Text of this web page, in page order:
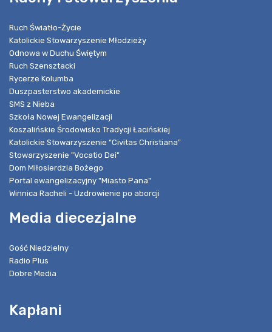
Ruch Światło-Życie
Katolickie Stowarzyszenie Młodzieży
Odnowa w Duchu Świętym
Ruch Szensztacki
Rycerze Kolumba
Duszpasterstwo akademickie
SMS z Nieba
Szkoła Nowej Ewangelizacji
Koszalińskie Środowisko Tradycji Łacińskiej
Katolickie Stowarzyszenie "Civitas Christiana"
Stowarzyszenie "Vocatio Dei"
Dom Miłosierdzia Bożego
Portal ewangelizacyjny "Miasto Pana"
Winnica Racheli - Uzdrowienie po aborcji
Media diecezjalne
Gość Niedzielny
Radio Plus
Dobre Media
Kapłani